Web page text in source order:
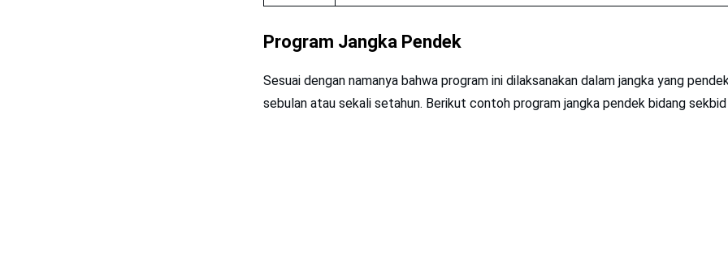
Program Jangka Pendek
Sesuai dengan namanya bahwa program ini dilaksanakan dalam jangka yang
sebulan atau sekali setahun. Berikut contoh program jangka pendek bidang